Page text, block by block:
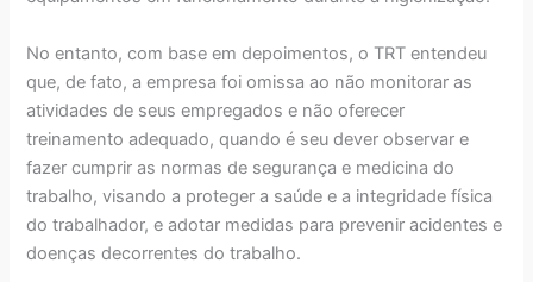
No entanto, com base em depoimentos, o TRT entendeu
que, de fato, a empresa foi omissa ao não monitorar as
atividades de seus empregados e não oferecer
treinamento adequado, quando é seu dever observar e
fazer cumprir as normas de segurança e medicina do
trabalho, visando a proteger a saúde e a integridade física
do trabalhador, e adotar medidas para prevenir acidentes e
doenças decorrentes do trabalho.